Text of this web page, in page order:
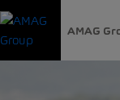
AMAG